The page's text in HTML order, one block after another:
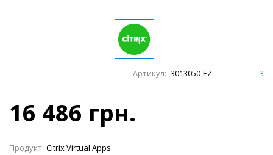
Артикул: 3013050-EZ 3
16 486 грн.
Продукт: Citrix Virtual Apps